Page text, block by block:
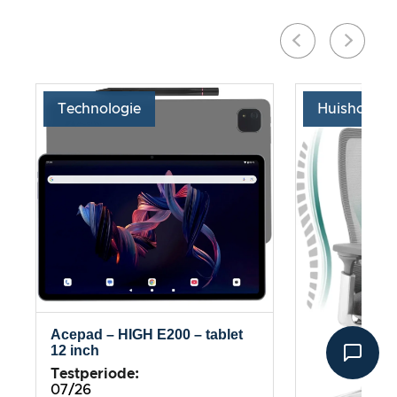
Technologie
Acepad – HIGH E200 – tablet
12 inch
Testperiode:
07/26